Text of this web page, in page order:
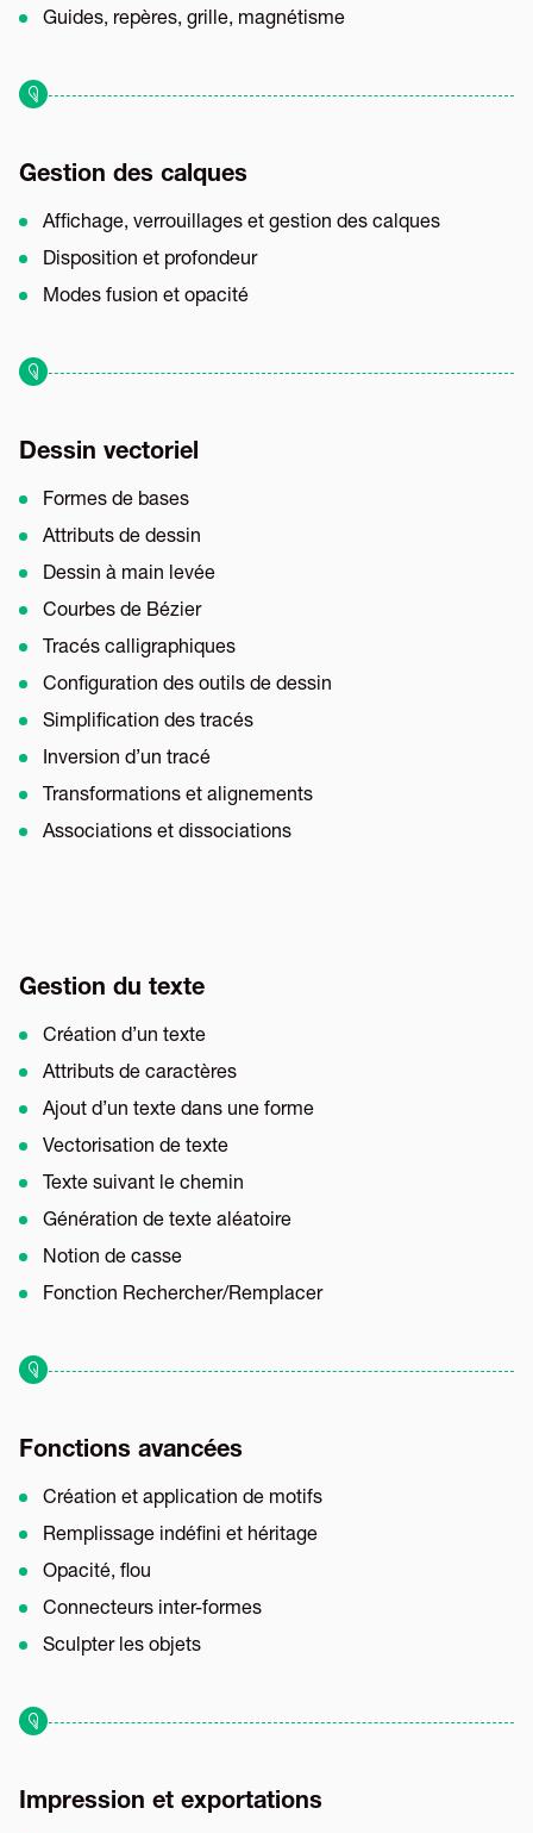
Guides, repères, grille, magnétisme
Gestion des calques
Affichage, verrouillages et gestion des calques
Disposition et profondeur
Modes fusion et opacité
Dessin vectoriel
Formes de bases
Attributs de dessin
Dessin à main levée
Courbes de Bézier
Tracés calligraphiques
Configuration des outils de dessin
Simplification des tracés
Inversion d’un tracé
Transformations et alignements
Associations et dissociations
Gestion du texte
Création d’un texte
Attributs de caractères
Ajout d’un texte dans une forme
Vectorisation de texte
Texte suivant le chemin
Génération de texte aléatoire
Notion de casse
Fonction Rechercher/Remplacer
Fonctions avancées
Création et application de motifs
Remplissage indéfini et héritage
Opacité, flou
Connecteurs inter-formes
Sculpter les objets
Impression et exportations